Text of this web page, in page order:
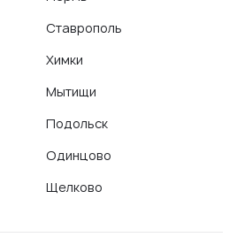
Ставрополь
Химки
Мытищи
Подольск
Одинцово
Щелково